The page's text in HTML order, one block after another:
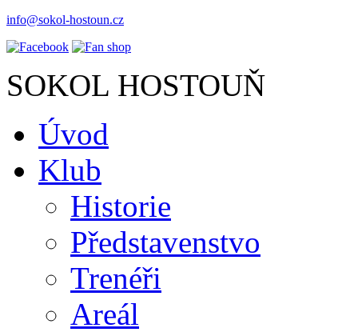
info@sokol-hostoun.cz
SOKOL HOSTOUŇ
Úvod
Klub
Historie
Představenstvo
Trenéři
Areál